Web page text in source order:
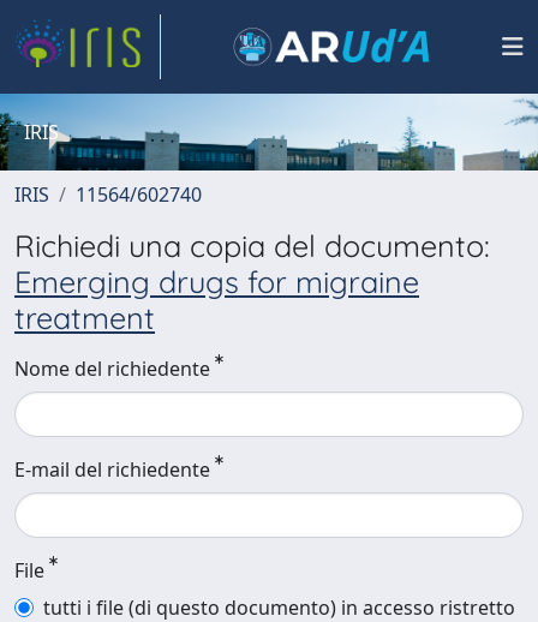
IRIS
IRIS 11564/602740
Richiedi una copia del documento:
Emerging drugs for migraine
treatment
Nome del richiedente
E-mail del richiedente
File
tutti i file (di questo documento) in accesso ristretto